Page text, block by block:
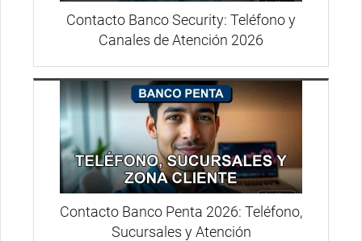
Contacto Banco Security: Teléfono y
Canales de Atención 2026
Contacto Banco Penta 2026: Teléfono,
Sucursales y Atención